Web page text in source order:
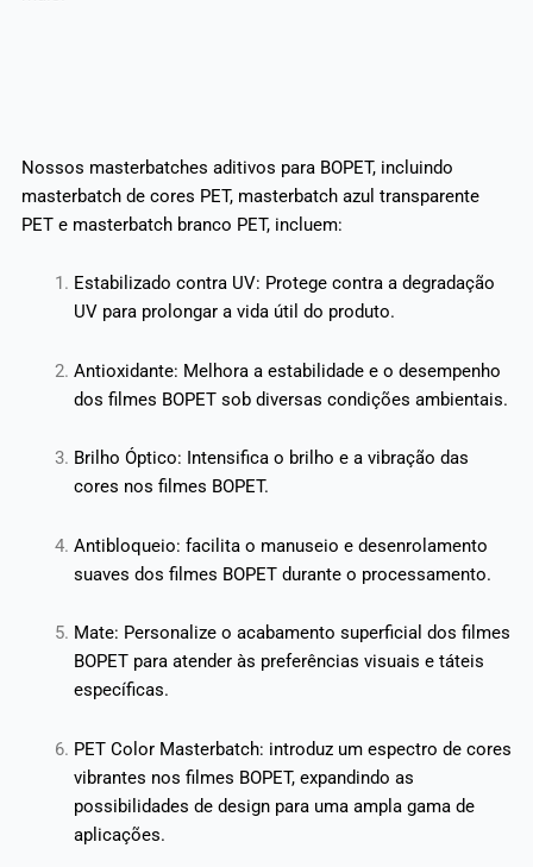
Nossos masterbatches aditivos para BOPET, incluindo
masterbatch de cores PET, masterbatch azul transparente
PET e masterbatch branco PET, incluem:
Estabilizado contra UV: Protege contra a degradação
UV para prolongar a vida útil do produto.
Antioxidante: Melhora a estabilidade e o desempenho
dos filmes BOPET sob diversas condições ambientais.
Brilho Óptico: Intensifica o brilho e a vibração das
cores nos filmes BOPET.
Antibloqueio: facilita o manuseio e desenrolamento
suaves dos filmes BOPET durante o processamento.
Mate: Personalize o acabamento superficial dos filmes
BOPET para atender às preferências visuais e táteis
específicas.
PET Color Masterbatch: introduz um espectro de cores
vibrantes nos filmes BOPET, expandindo as
possibilidades de design para uma ampla gama de
aplicações.